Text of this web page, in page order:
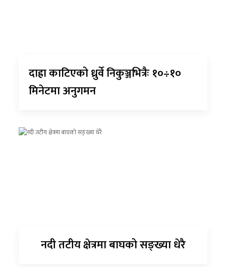
दाह्रा काटिएको ध्रुर्वे निकुञ्जभित्रैः १०÷१०
मिनेटमा अनुगमन
नदी तटीय क्षेत्रमा बाघको सङ्ख्या धेरै